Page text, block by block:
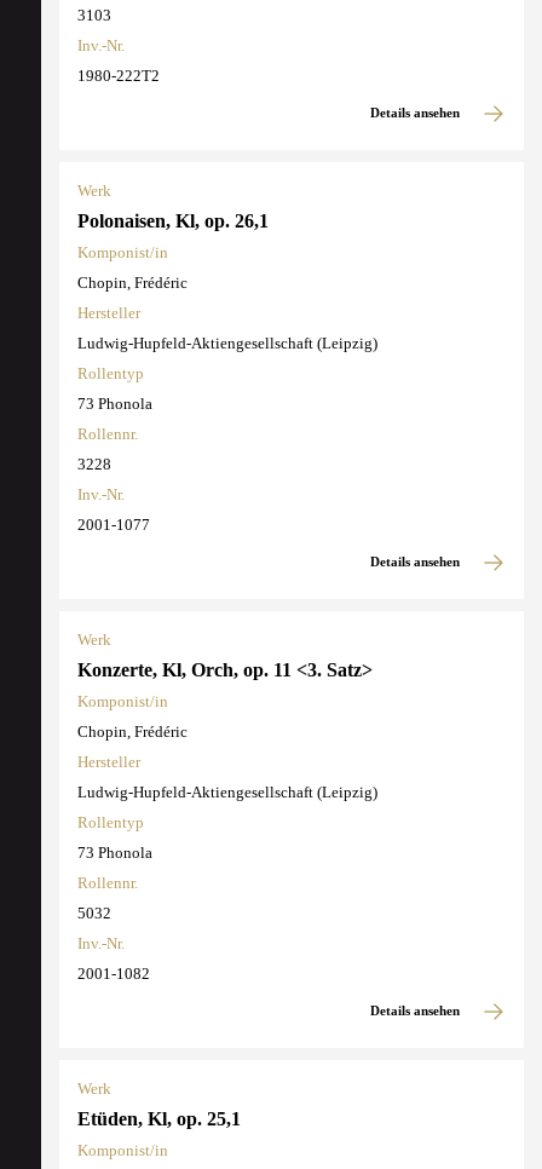
3103
Inv.-Nr.
1980-222T2
Details ansehen
Werk
Polonaisen, Kl, op. 26,1
Komponist/in
Chopin, Frédéric
Hersteller
Ludwig-Hupfeld-Aktiengesellschaft (Leipzig)
Rollentyp
73 Phonola
Rollennr.
3228
Inv.-Nr.
2001-1077
Details ansehen
Werk
Konzerte, Kl, Orch, op. 11 <3. Satz>
Komponist/in
Chopin, Frédéric
Hersteller
Ludwig-Hupfeld-Aktiengesellschaft (Leipzig)
Rollentyp
73 Phonola
Rollennr.
5032
Inv.-Nr.
2001-1082
Details ansehen
Werk
Etüden, Kl, op. 25,1
Komponist/in